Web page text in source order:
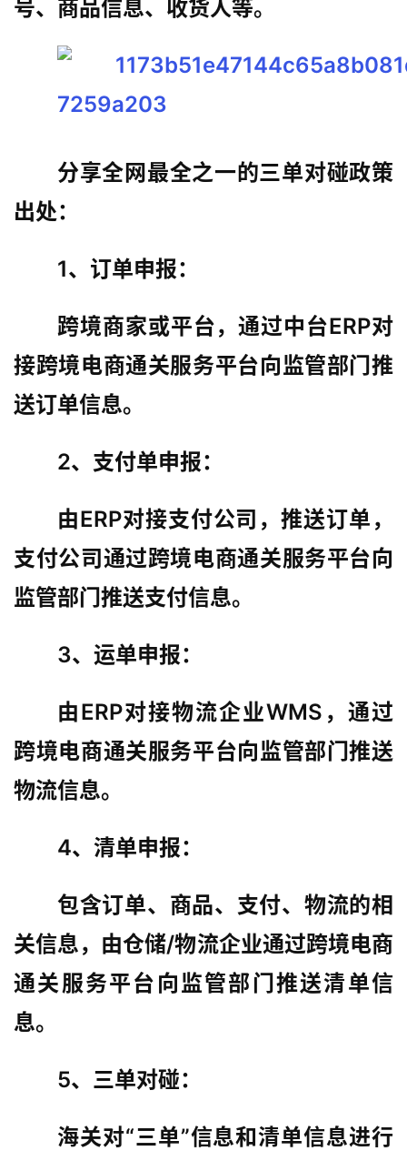
行
业
认
号、商品信息、收货人等。
分享全网最全之一的三单对碰政策
出处：
1、订单申报：
跨境商家或平台，通过中台ERP对
接跨境电商通关服务平台向监管部门推
送订单信息。
2、支付单申报：
由ERP对接支付公司，推送订单，
支付公司通过跨境电商通关服务平台向
监管部门推送支付信息。
3、运单申报：
由ERP对接物流企业WMS，通过
跨境电商通关服务平台向监管部门推送
物流信息。
4、清单申报：
包含订单、商品、支付、物流的相
关信息，由仓储/物流企业通过跨境电商
通关服务平台向监管部门推送清单信
息。
5、三单对碰：
海关对“三单”信息和清单信息进行